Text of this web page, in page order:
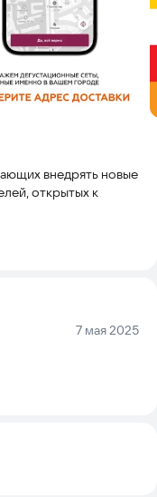
внедрять новые
открытых к
сеты от
в розничных
в составе
создание честной
питания и
Дата:
7 мая 2025